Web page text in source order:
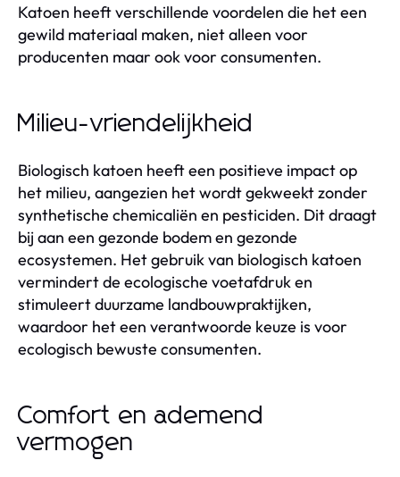
Katoen heeft verschillende voordelen die het een
gewild materiaal maken, niet alleen voor
producenten maar ook voor consumenten.
Milieu-vriendelijkheid
Biologisch katoen heeft een positieve impact op
het milieu, aangezien het wordt gekweekt zonder
synthetische chemicaliën en pesticiden. Dit draagt
bij aan een gezonde bodem en gezonde
ecosystemen. Het gebruik van biologisch katoen
vermindert de ecologische voetafdruk en
stimuleert duurzame landbouwpraktijken,
waardoor het een verantwoorde keuze is voor
ecologisch bewuste consumenten.
Comfort en ademend
vermogen